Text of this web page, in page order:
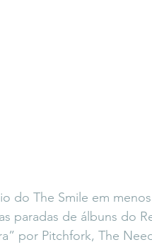
do The Smile em
paradas de álbuns do
por Pitchfork, The